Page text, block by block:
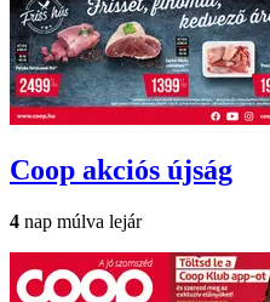
Coop akciós újság
4 nap múlva lejár